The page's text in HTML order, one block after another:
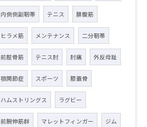
内側側副靭帯 テニス 腓腹筋
ヒラメ筋 メンテナンス 二分靭帯
前脛骨筋 テニス肘 肘痛 外反母趾
顎関節症 スポーツ 膝蓋骨
ハムストリングス ラグビー
前腕伸筋群 マレットフィンガー ジム